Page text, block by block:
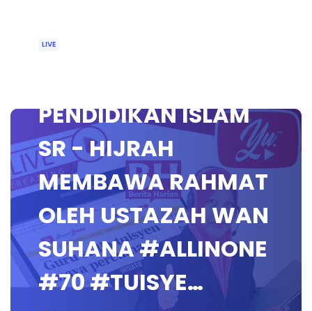
LIVE
PENDIDIKAN ISLAM
SR - HIJRAH
MEMBAWA RAHMAT
OLEH USTAZAH WAN
SUHANA #ALLINONE
#70 #TUISYE…